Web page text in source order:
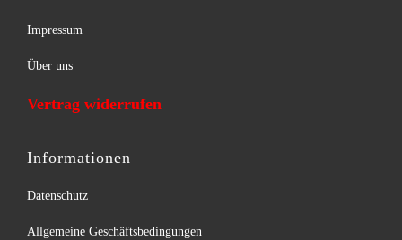
Impressum
Über uns
Vertrag widerrufen
Informationen
Datenschutz
Allgemeine Geschäftsbedingungen